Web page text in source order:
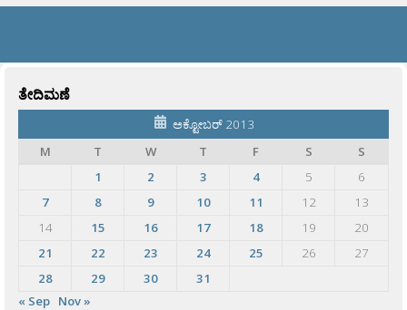
ತೇದಿಮಣೆ
ಅಕ್ಟೋಬರ್ 2013
M
T W T F S
S
1
2 3 4 5
6
7
8 9 10 11 12
13
14
15 16 17 18 19
20
21
22 23 24 25 26
27
28
29 30
31
« Sep Nov »